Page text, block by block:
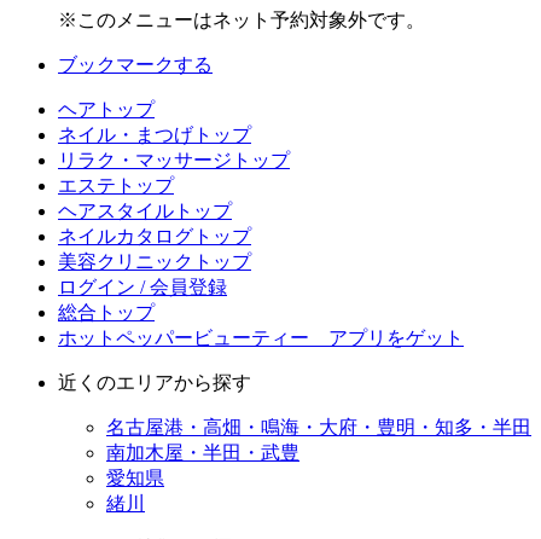
※このメニューはネット予約対象外です。
ブックマークする
ヘアトップ
ネイル・まつげトップ
リラク・マッサージトップ
エステトップ
ヘアスタイルトップ
ネイルカタログトップ
美容クリニックトップ
ログイン / 会員登録
総合トップ
ホットペッパービューティー アプリをゲット
近くのエリアから探す
名古屋港・高畑・鳴海・大府・豊明・知多・半田
南加木屋・半田・武豊
愛知県
緒川